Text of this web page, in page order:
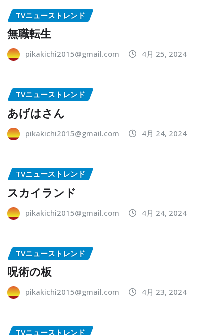
TVニューストレンド
無職転生
pikakichi2015@gmail.com 4月 25, 2024
TVニューストレンド
あげはさん
pikakichi2015@gmail.com 4月 24, 2024
TVニューストレンド
スカイランド
pikakichi2015@gmail.com 4月 24, 2024
TVニューストレンド
呪術の板
pikakichi2015@gmail.com 4月 23, 2024
TVニューストレンド